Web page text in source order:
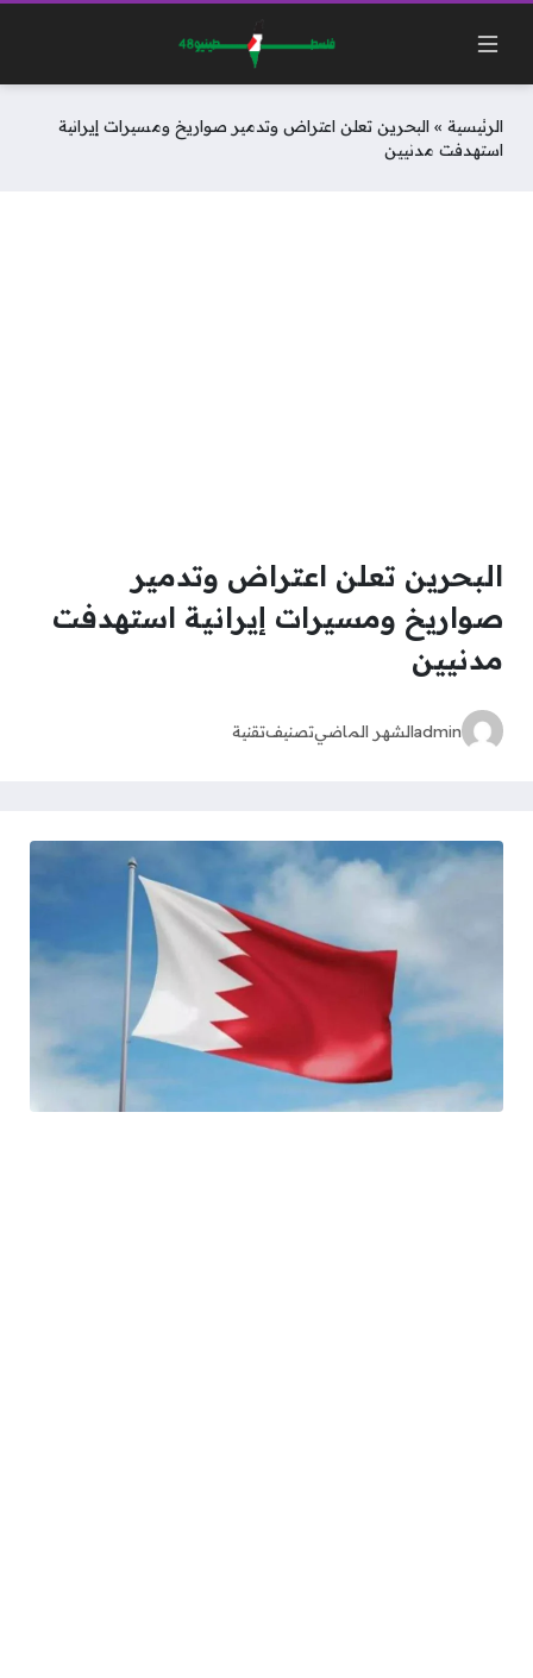
الرئيسية » البحرين تعلن اعتراض وتدمير صواريخ ومسيرات إيرانية
استهدفت مدنيين
البحرين تعلن اعتراض وتدمير
صواريخ ومسيرات إيرانية استهدفت
مدنيين
adminالشهر الماضيتصنيفتقنية